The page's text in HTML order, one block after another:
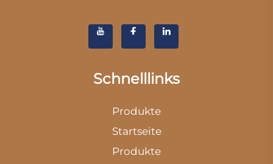
Schnelllinks
Produkte
Startseite
Produkte